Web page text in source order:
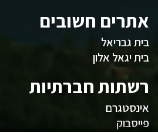
אתרים חשובים
בית גבריאל
בית יגאל אלון
רשתות חברתיות
אינסטגרם
פייסבוק